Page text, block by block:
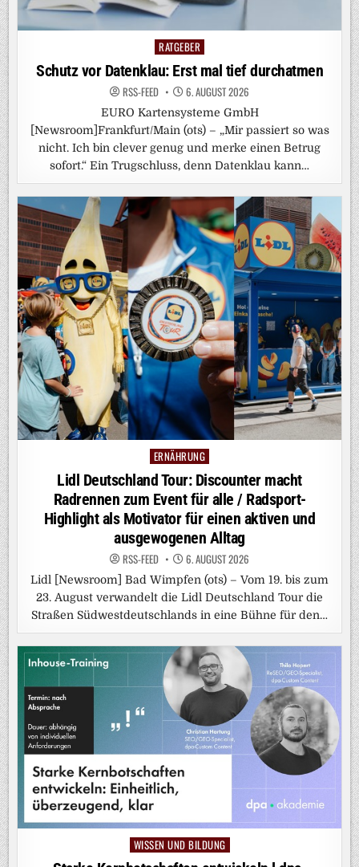
Posted
RATGEBER
Schutz vor Datenklau: Erst mal tief durchatmen
RSS-FEED 6. AUGUST 2026
EURO Kartensysteme GmbH
[Newsroom]Frankfurt/Main (ots) – „Mir passiert so was
nicht. Ich bin clever genug und merke einen Betrug
sofort.“ Ein Trugschluss, denn Datenklau kann…
Posted
in
ERNÄHRUNG
Lidl Deutschland Tour: Discounter macht
Radrennen zum Event für alle / Radsport-
Highlight als Motivator für einen aktiven und
ausgewogenen Alltag
RSS-FEED 6. AUGUST 2026
Lidl [Newsroom] Bad Wimpfen (ots) – Vom 19. bis zum
23. August verwandelt die Lidl Deutschland Tour die
Straßen Südwestdeutschlands in eine Bühne für den…
Posted
in
WISSEN UND BILDUNG